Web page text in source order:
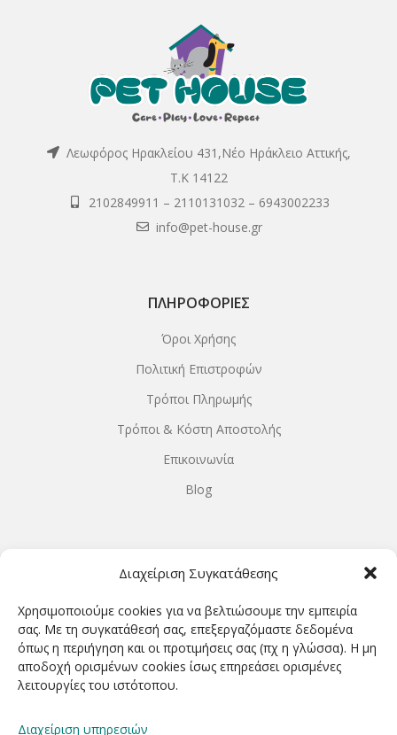
Διαχείριση Συγκατάθεσης
Χρησιμοποιούμε cookies για να βελτιώσουμε την εμπειρία
σας. Με τη συγκατάθεσή σας, επεξεργαζόμαστε δεδομένα
όπως η περιήγηση και οι προτιμήσεις σας (πχ η γλώσσα). Η μη
αποδοχή ορισμένων cookies ίσως επηρεάσει ορισμένες
λειτουργίες του ιστότοπου.
Διαχείριση υπηρεσιών
Λεωφόρος Ηρακλείου 431,Νέο Ηράκλειο Αττικής,
Τ.Κ 14122
2102849911 – 2110131032– 6943002233
info@pet-house.gr
ΠΛΗΡΟΦΟΡΊΕΣ
Όροι Χρήσης
Πολιτική Επιστροφών
Τρόποι Πληρωμής
Τρόποι & Κόστη Αποστολής
Επικοινωνία
Blog
ΤΡΙΤΗ-ΠΕΜΠΤΗ-ΠΑΡΑΣΚΕΥΗ 9.00-20.00
ΣΑΒΒΑΤΟ 9.00-15.00
ΕΓΓΡΑΦΕΊΤΕ ΓΙΑ ΝΑ ΛΑΜΒΆΝΕΤΕ ΠΡΏΤΟΙ NΈΑ &